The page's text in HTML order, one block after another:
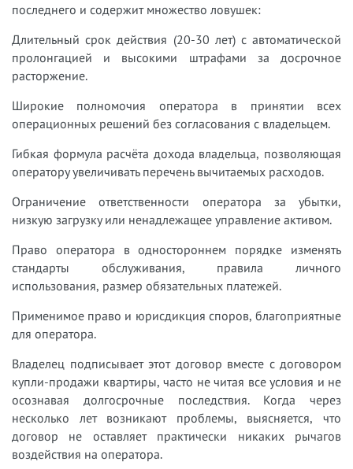
последнего и содержит множество ловушек:
Длительный срок действия (20-30 лет) с автоматической
пролонгацией и высокими штрафами за досрочное
расторжение.
Широкие полномочия оператора в принятии всех
операционных решений без согласования с владельцем.
Гибкая формула расчёта дохода владельца, позволяющая
оператору увеличивать перечень вычитаемых расходов.
Ограничение ответственности оператора за убытки,
низкую загрузку или ненадлежащее управление активом.
Право оператора в одностороннем порядке изменять
стандарты обслуживания, правила личного
использования, размер обязательных платежей.
Применимое право и юрисдикция споров, благоприятные
для оператора.
Владелец подписывает этот договор вместе с договором
купли-продажи квартиры, часто не читая все условия и не
осознавая долгосрочные последствия. Когда через
несколько лет возникают проблемы, выясняется, что
договор не оставляет практически никаких рычагов
воздействия на оператора.